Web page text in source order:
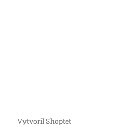
Vytvoril Shoptet